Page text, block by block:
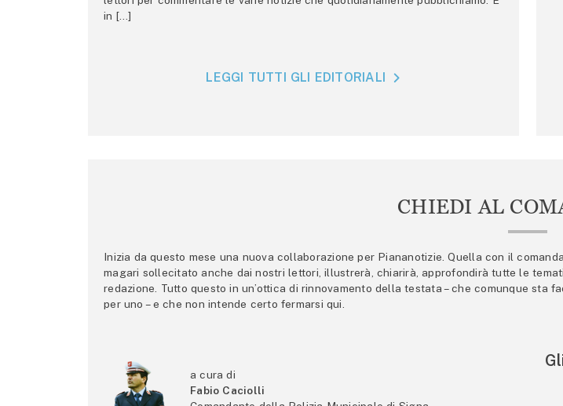
in […]
LEGGI TUTTI GLI EDITORIALI
CHIEDI AL
Inizia da questo mese una nuova collaborazione per Piananotizie. Quella con il
magari sollecitato anche dai nostri lettori, illustrerà, chiarirà, approfondirà tutte le
redazione. Tutto questo in un’ottica di rinnovamento della testata – che comunque
per uno – e che non intende certo fermarsi qui.
a cura di
Fabio Caciolli